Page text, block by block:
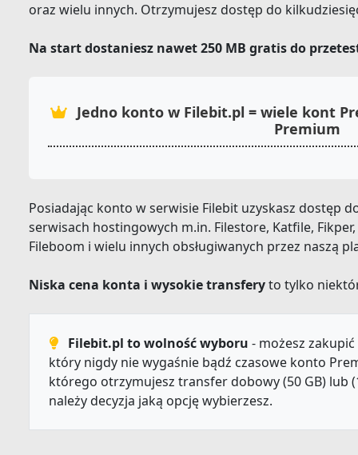
oraz wielu innych. Otrzymujesz dostęp do
Na start dostaniesz nawet 250 MB gratis do
Jedno konto w Filebit.pl = wiele kont
Premium
Posiadając konto w serwisie Filebit uzyskasz dostęp
serwisach hostingowych m.in. Filestore, Katfile,
Fileboom i wielu innych obsługiwanych przez naszą
Niska cena konta i wysokie transferyto tylko
Filebit.pl to wolność wyboru - możesz
który nigdy nie wygaśnie bądź czasowe konto
którego otrzymujesz transfer dobowy (50 GB) lub
należy decyzja jaką opcję wybierzesz.